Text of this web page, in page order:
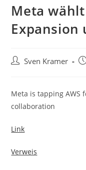
Meta
Expansion
Sven Kramer
Meta is tapping AWS
collaboration
Link
Verweis